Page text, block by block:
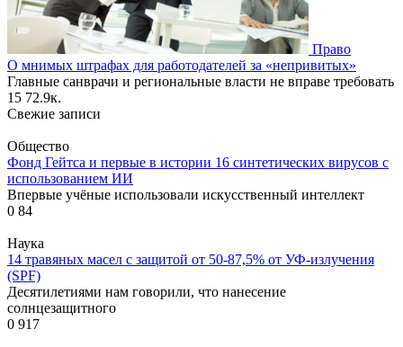
Право
О мнимых штрафах для работодателей за «непривитых»
Главные санврачи и региональные власти не вправе требовать
15 72.9к.
Свежие записи
Общество
Фонд Гейтса и первые в истории 16 синтетических вирусов с
использованием ИИ
Впервые учёные использовали искусственный интеллект
0 84
Наука
14 травяных масел с защитой от 50-87,5% от УФ-излучения
(SPF)
Десятилетиями нам говорили, что нанесение
солнцезащитного
0 917